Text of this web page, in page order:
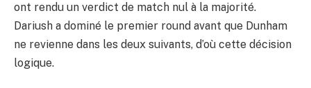
ont rendu un verdict de match nul à la majorité.
Dariush a dominé le premier round avant que Dunham
ne revienne dans les deux suivants, d’où cette décision
logique.